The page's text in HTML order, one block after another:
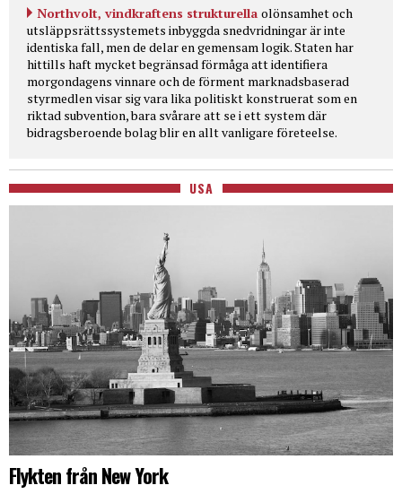
Northvolt, vindkraftens strukturella olönsamhet och
utsläppsrättssystemets inbyggda snedvridningar är inte
identiska fall, men de delar en gemensam logik. Staten har
hittills haft mycket begränsad förmåga att identifiera
morgondagens vinnare och de förment marknadsbaserad
styrmedlen visar sig vara lika politiskt konstruerat som en
riktad subvention, bara svårare att se i ett system där
bidragsberoende bolag blir en allt vanligare företeelse.
USA
Flykten från New York